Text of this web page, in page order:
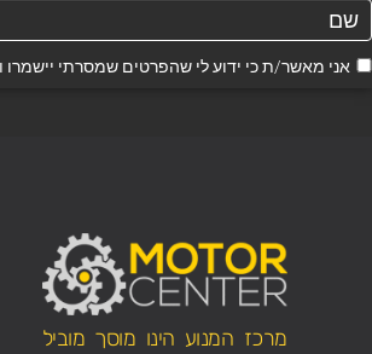
אני מאשר/ת כי ידוע לי שהפרטים שמסרתי יישמרו ויעובדו
מרכז המנוע הינו מוסך מוביל